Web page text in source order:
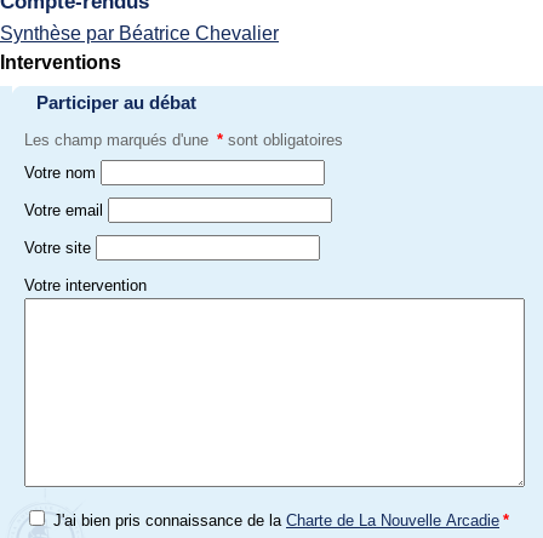
Synthèse par Béatrice Chevalier
Interventions
Participer au débat
Les champ marqués d'une * sont obligatoires
Votre nom
Votre email
Votre site
Votre intervention
J'ai bien pris connaissance de la Charte de La Nouvelle Arcadie *